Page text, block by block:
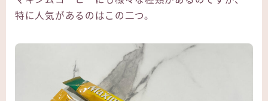
特に人気があるのはこの二つ。